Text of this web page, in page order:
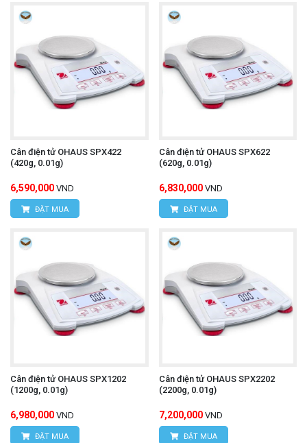
Cân điện tử OHAUS SPX422
(420g, 0.01g)
6,590,000 VND
ĐẶT MUA
Cân điện tử OHAUS SPX622
(620g, 0.01g)
6,830,000 VND
ĐẶT MUA
Cân điện tử OHAUS SPX1202
(1200g, 0.01g)
6,980,000 VND
ĐẶT MUA
Cân điện tử OHAUS SPX2202
(2200g, 0.01g)
7,200,000 VND
ĐẶT MUA